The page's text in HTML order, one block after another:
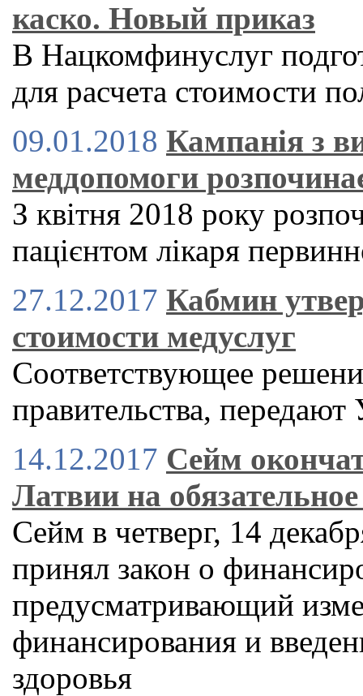
каско. Новый приказ
В Нацкомфинуслуг
для расчета стоимости
09.01.2018 Кампанія з
меддопомоги
З квітня 2018 року
пацієнтом лікаря
27.12.2017 Кабмин
стоимости медуслуг
Соответствующее
правительства, передают
14.12.2017 Сейм
Латвии на
Сейм в четверг, 14
принял закон о
предусматривающий
финансирования и
здоровья